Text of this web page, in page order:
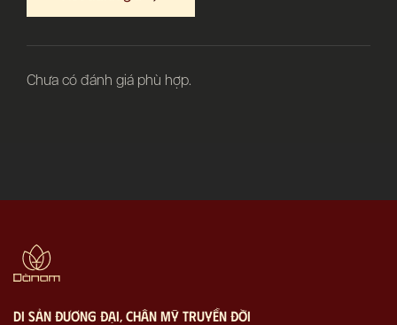
Chưa có đánh giá phù hợp.
di sản đương đại, chân mỹ truyền đời